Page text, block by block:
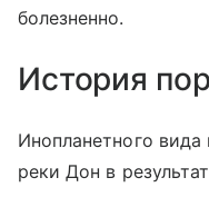
болезненно.
История
Инопланетного вида
реки Дон в